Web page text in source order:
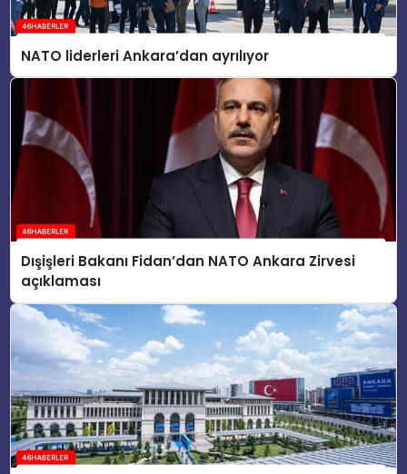
NATO liderleri Ankara’dan ayrılıyor
Dışişleri Bakanı Fidan’dan NATO Ankara Zirvesi
açıklaması